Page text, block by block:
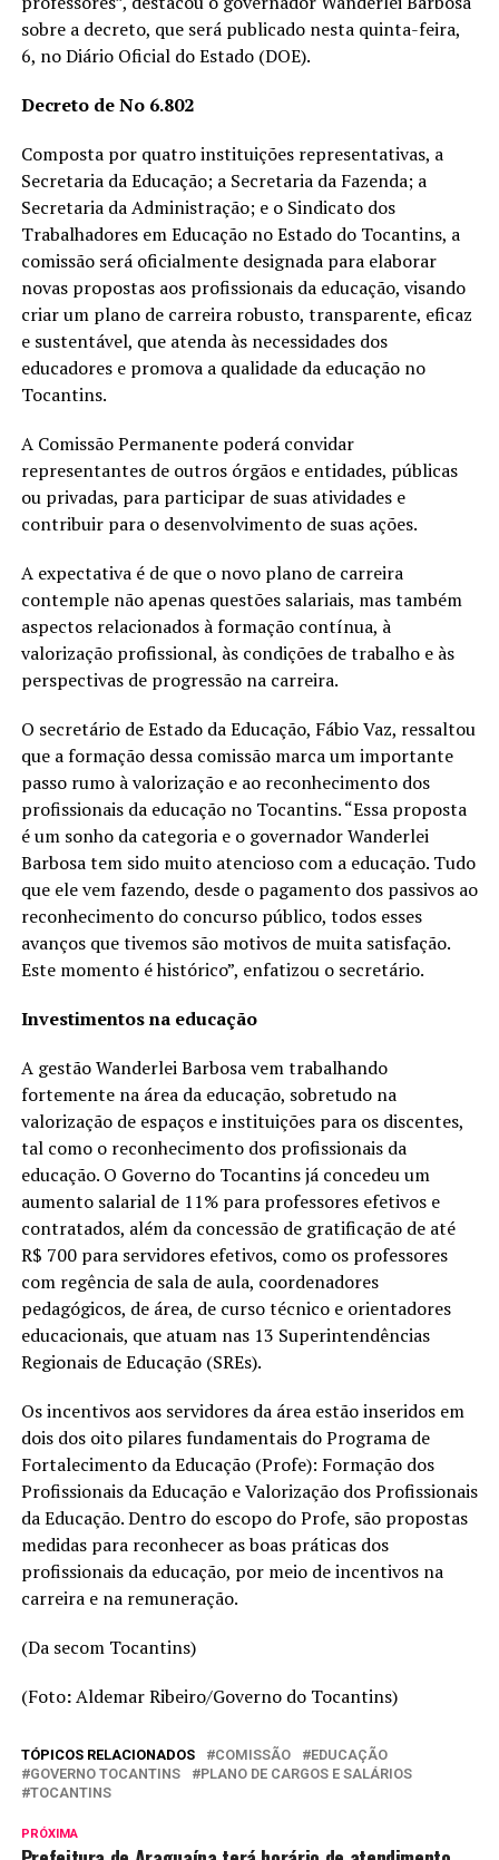
sobre a decreto, que será publicado nesta quinta-feira,
6, no Diário Oficial do Estado (DOE).
Decreto de No 6.802
Composta por quatro instituições representativas, a
Secretaria da Educação; a Secretaria da Fazenda; a
Secretaria da Administração; e o Sindicato dos
Trabalhadores em Educação no Estado do Tocantins, a
comissão será oficialmente designada para elaborar
novas propostas aos profissionais da educação, visando
criar um plano de carreira robusto, transparente, eficaz
e sustentável, que atenda às necessidades dos
educadores e promova a qualidade da educação no
Tocantins.
A Comissão Permanente poderá convidar
representantes de outros órgãos e entidades, públicas
ou privadas, para participar de suas atividades e
contribuir para o desenvolvimento de suas ações.
A expectativa é de que o novo plano de carreira
contemple não apenas questões salariais, mas também
aspectos relacionados à formação contínua, à
valorização profissional, às condições de trabalho e às
perspectivas de progressão na carreira.
O secretário de Estado da Educação, Fábio Vaz, ressaltou
que a formação dessa comissão marca um importante
passo rumo à valorização e ao reconhecimento dos
profissionais da educação no Tocantins. “Essa proposta
é um sonho da categoria e o governador Wanderlei
Barbosa tem sido muito atencioso com a educação. Tudo
que ele vem fazendo, desde o pagamento dos passivos ao
reconhecimento do concurso público, todos esses
avanços que tivemos são motivos de muita satisfação.
Este momento é histórico”, enfatizou o secretário.
Investimentos na educação
A gestão Wanderlei Barbosa vem trabalhando
fortemente na área da educação, sobretudo na
valorização de espaços e instituições para os discentes,
tal como o reconhecimento dos profissionais da
educação. O Governo do Tocantins já concedeu um
aumento salarial de 11% para professores efetivos e
contratados, além da concessão de gratificação de até
R$ 700 para servidores efetivos, como os professores
com regência de sala de aula, coordenadores
pedagógicos, de área, de curso técnico e orientadores
educacionais, que atuam nas 13 Superintendências
Regionais de Educação (SREs).
Os incentivos aos servidores da área estão inseridos em
dois dos oito pilares fundamentais do Programa de
Fortalecimento da Educação (Profe): Formação dos
Profissionais da Educação e Valorização dos Profissionais
da Educação. Dentro do escopo do Profe, são propostas
medidas para reconhecer as boas práticas dos
profissionais da educação, por meio de incentivos na
carreira e na remuneração.
(Da secom Tocantins)
(Foto:Aldemar Ribeiro/Governo do Tocantins)
TÓPICOS RELACIONADOS COMISSÃO
EDUCAÇÃO
GOVERNO TOCANTINS
PLANO DE CARGOS E SALÁRIOS
TOCANTINS
PRÓXIMA